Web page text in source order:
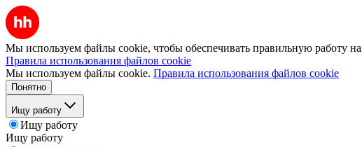
Мы используем файлы cookie, чтобы обеспечивать правильную работу
Правила использования файлов cookie
Мы используем файлы cookie. Правила использования файлов cookie
Понятно
Ищу работу
Ищу работу
Ищу работу